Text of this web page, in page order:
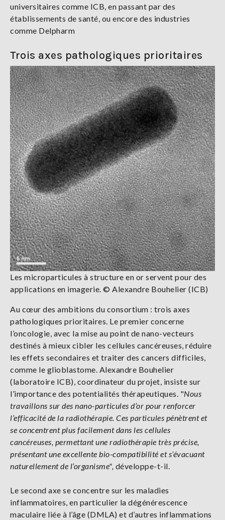
universitaires comme ICB, en passant par des
établissements de santé, ou encore des industries
comme Delpharm
Trois axes pathologiques prioritaires
Les microparticules à structure en or servent pour des
applications en imagerie. © Alexandre Bouhelier (ICB)
Au cœur des ambitions du consortium : trois axes
pathologiques prioritaires. Le premier concerne
l’oncologie, avec la mise au point de nano-vecteurs
destinés à mieux cibler les cellules cancéreuses, réduire
les effets secondaires et traiter des cancers difficiles,
comme le glioblastome. Alexandre Bouhelier
(laboratoire ICB), coordinateur du projet, insiste sur
l’importance des potentialités thérapeutiques. "Nous
travaillons sur des nano-particules d’or pour renforcer
l’efficacité de la radiothérapie. Ces particules pénètrentet
se concentrent plus facilement dans les cellules
cancéreuses, permettant une radiothérapie très précise,
présentant une excellente bio-compatibilité et s’évacuant
naturellement de l’organisme", développe-t-il.
Le second axe se concentre sur les maladies
inflammatoires, en particulier la dégénérescence
maculaire liée à l’âge (DMLA) et d’autres inflammations